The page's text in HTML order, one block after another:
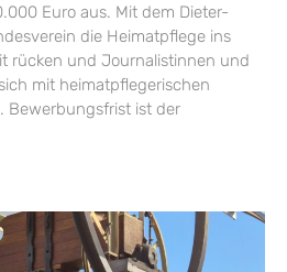
Euro aus. Mit dem Dieter-
die Heimatpflege ins
rücken und Journalistinnen und
mit heimatpflegerischen
Bewerbungsfrist ist der